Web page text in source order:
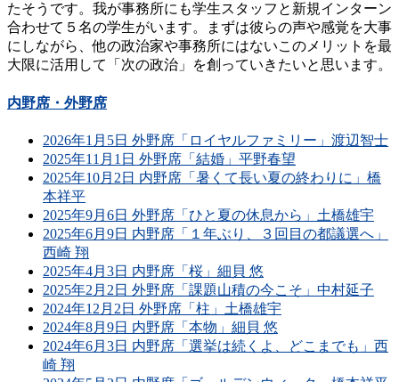
たそうです。我が事務所にも学生スタッフと新規インターン
合わせて５名の学生がいます。まずは彼らの声や感覚を大事
にしながら、他の政治家や事務所にはないこのメリットを最
大限に活用して「次の政治」を創っていきたいと思います。
内野席・外野席
2026年1月5日 外野席「ロイヤルファミリー」渡辺智士
2025年11月1日 外野席「結婚」平野春望
2025年10月2日 内野席「暑くて長い夏の終わりに」橋
本祥平
2025年9月6日 外野席「ひと夏の休息から」土橋雄宇
2025年6月9日 内野席「１年ぶり、３回目の都議選へ」
西崎 翔
2025年4月3日 内野席「桜」細貝 悠
2025年2月2日 外野席「課題山積の今こそ」中村延子
2024年12月2日 外野席「柱」土橋雄宇
2024年8月9日 内野席「本物」細貝 悠
2024年6月3日 内野席「選挙は続くよ、どこまでも」西
崎 翔